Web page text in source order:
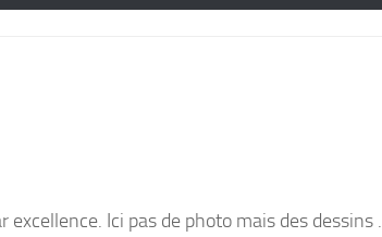
excellence. Ici pas de photo mais des dessins .